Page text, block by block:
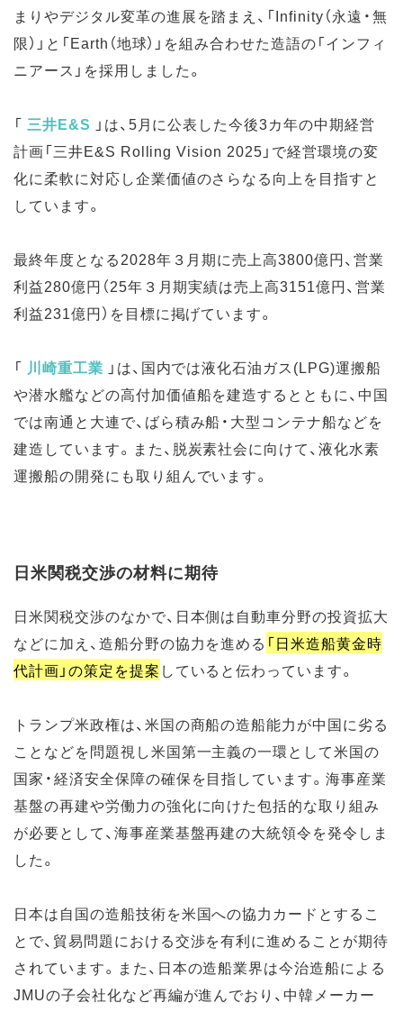
まりやデジタル変革の進展を踏まえ、「Infinity（永遠・無
限）」と「Earth（地球）」を組み合わせた造語の「インフィ
ニアース」を採用しました。
「 三井E&S 」は、5月に公表した今後3カ年の中期経営
計画「三井E&S Rolling Vision 2025」で経営環境の変
化に柔軟に対応し企業価値のさらなる向上を目指すと
しています。
最終年度となる2028年３月期に売上高3800億円、営業
利益280億円（25年３月期実績は売上高3151億円、営業
利益231億円）を目標に掲げています。
「 川崎重工業 」 は、国内では液化石油ガス(LPG)運搬船
や潜水艦などの高付加価値船を建造するとともに、中国
では南通と大連で、ばら積み船・大型コンテナ船などを
建造しています。また、脱炭素社会に向けて、液化水素
運搬船の開発にも取り組んでいます。
日米関税交渉の材料に期待
日米関税交渉のなかで、日本側は自動車分野の投資拡大
などに加え、造船分野の協力を進める 「日米造船黄金時
代計画」の策定を提案 していると伝わっています。
トランプ米政権は、米国の商船の造船能力が中国に劣る
ことなどを問題視し米国第一主義の一環として米国の
国家・経済安全保障の確保を目指しています。海事産業
基盤の再建や労働力の強化に向けた包括的な取り組み
が必要として、海事産業基盤再建の大統領令を発令しま
した。
日本は自国の造船技術を米国への協力カードとするこ
とで、貿易問題における交渉を有利に進めることが期待
されています。また、日本の造船業界は今治造船による
JMUの子会社化など再編が進んでおり、中韓メーカー